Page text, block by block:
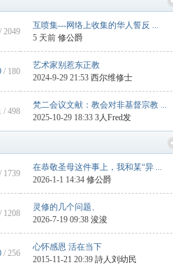
/ 2049
互喷集---网络上收集的华人誓反 ...
5 天前 修公爵
/ 180
艺术家别惹东正教
2024-9-29 21:53 西尔维修士
/ 498
梵二会议文献：教会对非基督宗教 ...
2025-10-29 18:33 3人Fred发
/ 1739
在恭敬圣母这件事上，我和某“异 ...
2026-1-1 14:34 修公爵
/ 1208
灵修的几个问题、
2026-7-19 09:38 浚浚
/ 256
心怀感恩 活在当下
2015-11-21 20:39 詩人刘幼民